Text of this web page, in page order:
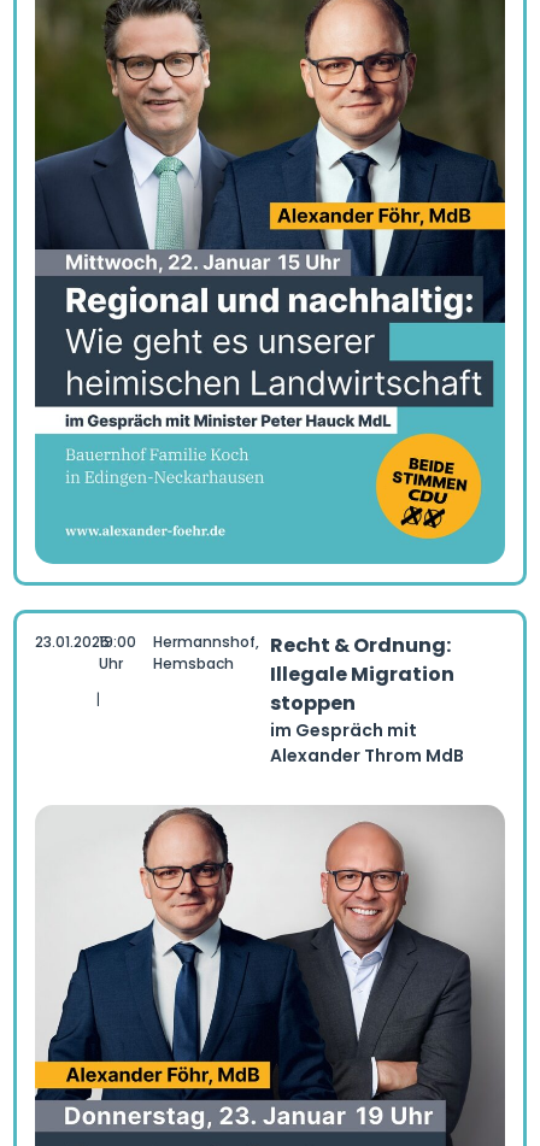
23.01.2025
|
19:00
Uhr
Hermannshof,
Hemsbach
Recht & Ordnung:
Illegale Migration
stoppen
im Gespräch mit
Alexander Throm MdB